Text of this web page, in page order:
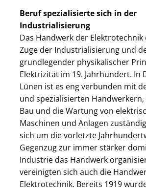
Beruf spezialisierte sich in der
Industrialisierung
Das Handwerk der
Zuge der Industrialisierung und
grundlegender physikalischer
Elektrizität im 19. Jahrhundert. In
Lünen ist es eng verbunden mit
und spezialisierten
Bau und die Wartung von
Maschinen und Anlagen
sich um die vorletzte
Gegenzug zur immer stärker
Industrie das Handwerk
vereinigten sich auch die
Elektrotechnik. Bereits 1919